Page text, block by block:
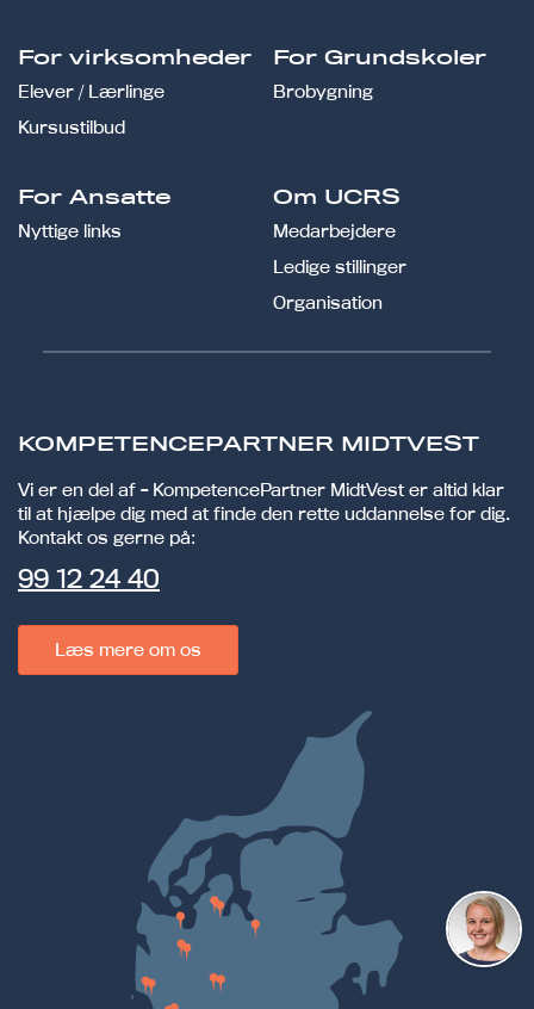
For virksomheder
Elever / Lærlinge
Kursustilbud
For Grundskoler
Brobygning
For Ansatte
Nyttige links
Om UCRS
Medarbejdere
Ledige stillinger
Organisation
KOMPETENCEPARTNER MIDTVEST
Vi er en del af - KompetencePartner MidtVest er altid klar
til at hjælpe dig med at finde den rette uddannelse for dig.
Kontakt os gerne på:
99 12 24 40
Læs mere om os